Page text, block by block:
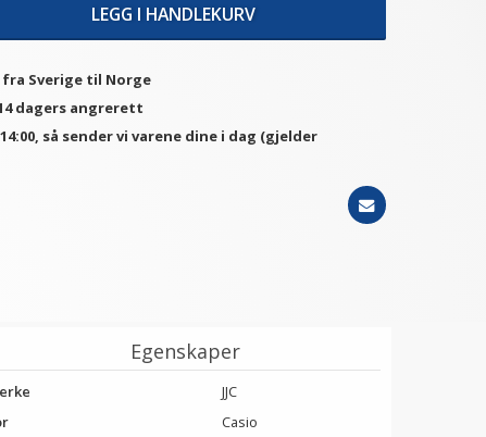
LEGG I HANDLEKURV
fra Sverige til Norge
dagers angrerett
så sender vi varene dine i dag (gjelder
Egenskaper
JJC
Casio